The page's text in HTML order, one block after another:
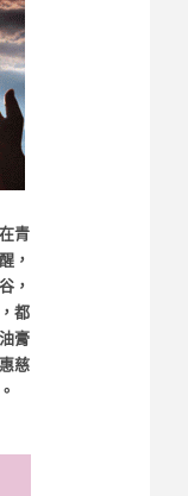
青
，
，
都
膏
慈